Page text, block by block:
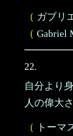
（ ガブリ
（ Gabriel
22.
自分より
人の偉大
（ トーマ